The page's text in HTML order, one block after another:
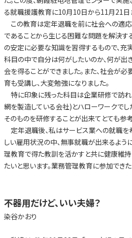
る就職援護教育に10月10日から11月21日
この教育は定年退職を前に社会への適
であることから生じる困難な問題を解決
の安定に必要な知識を習得するもので、充
科目の中で自分は何がしたいのか、何が出
会を得ることができました。また、社会が
育も受講し、大変勉強になりました。
特に印象に残った科目は企業研修で訪れ
網を製造している会社)とハローワークで
そのものを研修することが出来てとても参
定年退職後、私はサービス業への就職を
しい雇用状況の中、無事就職が出来るよ
理教育で得た教訓を活かすと共に健康維
たいと思います。業務管理教育に参加できた
不器用だけど、いい夫婦？
染谷かおり